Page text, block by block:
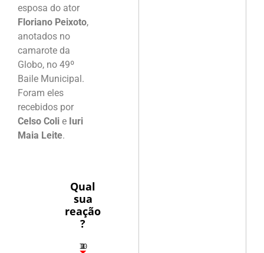
esposa do ator
Floriano Peixoto,
anotados no
camarote da
Globo, no 49º
Baile Municipal.
Foram eles
recebidos por
Celso Coli e Iuri
Maia Leite.
Qual
sua
reação
?
3
1
1
2
10